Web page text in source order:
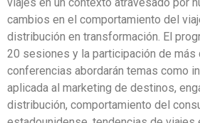
cambios en el comportamiento del
distribución en transformación. El
20 sesiones y la participación de más
conferencias abordarán temas como
aplicada al marketing de destinos,
distribución, comportamiento del